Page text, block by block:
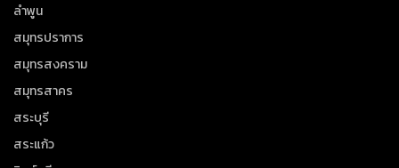
ลำพูน
สมุทรปราการ
สมุทรสงคราม
สมุทรสาคร
สระบุรี
สระแก้ว